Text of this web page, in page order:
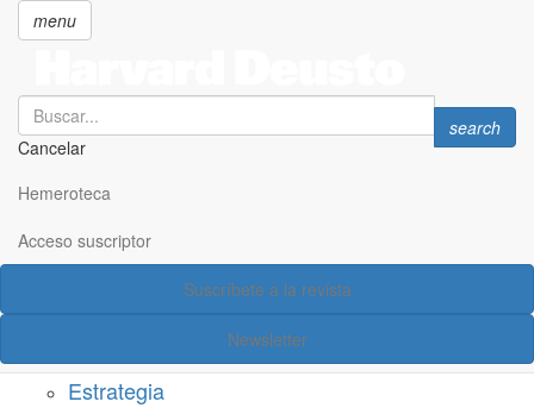
principal
menu
Search
Cancelar
Search
search
Hemeroteca
Acceso suscriptor
Suscríbete a la revista
Newsletter
Acceso suscriptor
Estrategia